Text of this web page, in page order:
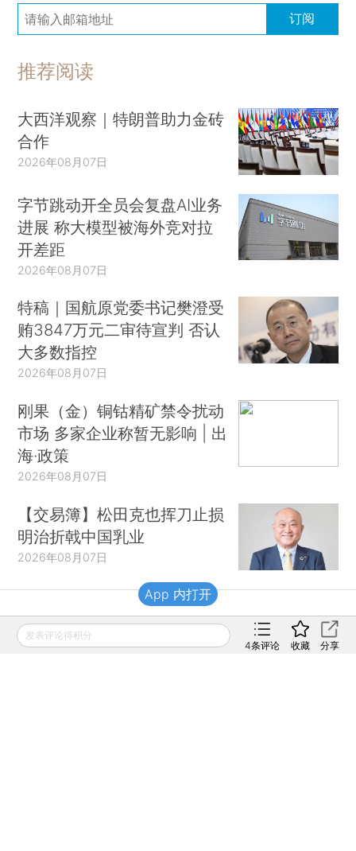
订阅
推荐阅读
大西洋观察｜特朗普助力金砖
合作
2026年08月07日
字节跳动开全员会复盘AI业务
进展 称大模型被海外竞对拉
开差距
2026年08月07日
特稿｜国航原党委书记樊澄受
贿3847万元二审待宣判 否认
大多数指控
2026年08月07日
刚果（金）铜钴精矿禁令扰动
市场 多家企业称暂无影响 | 出
海·政策
2026年08月07日
【交易簿】松田克也挥刀止损
明治折戟中国乳业
2026年08月07日
财新移动
发表评论得积分
4条评论 收藏 分享
App 内打开